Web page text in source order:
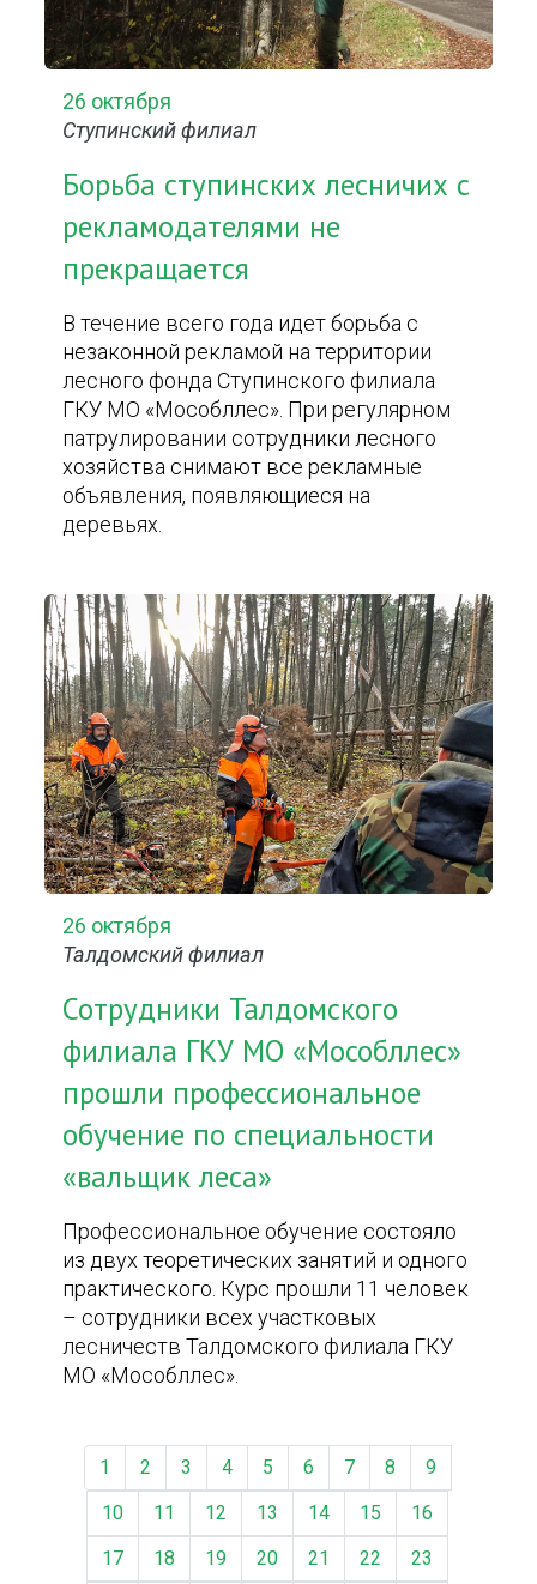
26 октября
Ступинский филиал
Борьба ступинских лесничих с
рекламодателями не
прекращается
В течение всего года идет борьба с
незаконной рекламой на территории
лесного фонда Ступинского филиала
ГКУ МО «Мособллес». При регулярном
патрулировании сотрудники лесного
хозяйства снимают все рекламные
объявления, появляющиеся на
деревьях.
26 октября
Талдомский филиал
Сотрудники Талдомского
филиала ГКУ МО «Мособллес»
прошли профессиональное
обучение по специальности
«вальщик леса»
Профессиональное обучение состояло
из двух теоретических занятий и одного
практического. Курс прошли 11 человек
– сотрудники всех участковых
лесничеств Талдомского филиала ГКУ
МО «Мособллес».
1 2 3 4 5 6 7 8
9
10
11 12 13 14 15
16
17
18 19 20 21 22
23